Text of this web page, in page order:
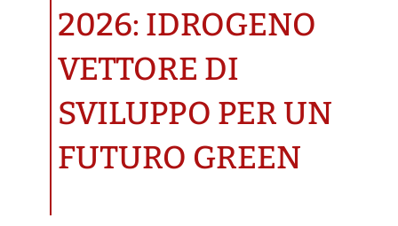
2026: IDROGENO
VETTORE DI
SVILUPPO PER UN
FUTURO GREEN